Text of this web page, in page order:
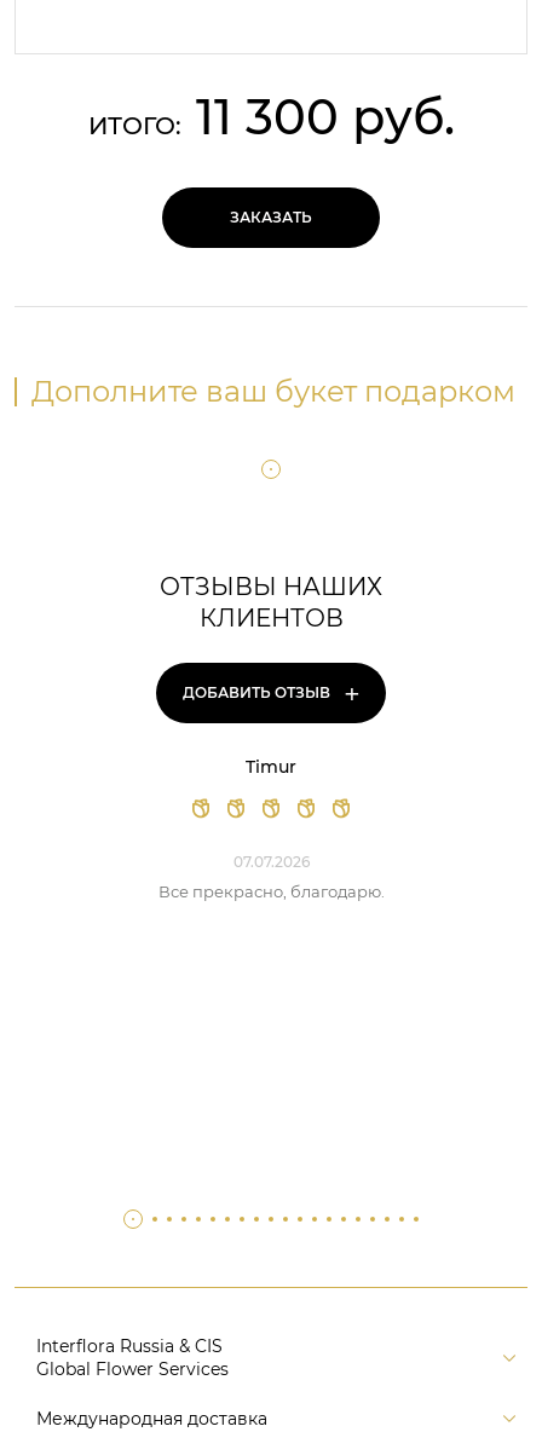
ИТОГО: 11 300 руб.
ЗАКАЗАТЬ
Дополните ваш букет подарком
ОТЗЫВЫ НАШИХ
КЛИЕНТОВ
ДОБАВИТЬ ОТЗЫВ +
Timur
07.07.2026
Все прекрасно, благодарю.
Interflora Russia & CIS
Global Flower Services
Версия для печати
Международная доставка